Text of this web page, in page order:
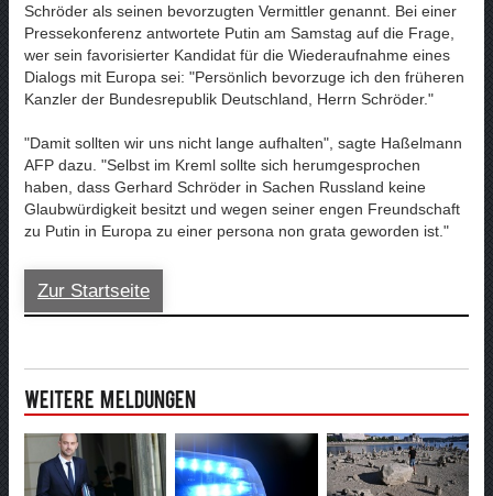
Schröder als seinen bevorzugten Vermittler genannt. Bei einer
Pressekonferenz antwortete Putin am Samstag auf die Frage,
wer sein favorisierter Kandidat für die Wiederaufnahme eines
Dialogs mit Europa sei: "Persönlich bevorzuge ich den früheren
Kanzler der Bundesrepublik Deutschland, Herrn Schröder."
"Damit sollten wir uns nicht lange aufhalten", sagte Haßelmann
AFP dazu. "Selbst im Kreml sollte sich herumgesprochen
haben, dass Gerhard Schröder in Sachen Russland keine
Glaubwürdigkeit besitzt und wegen seiner engen Freundschaft
zu Putin in Europa zu einer persona non grata geworden ist."
Zur Startseite
Weitere Meldungen